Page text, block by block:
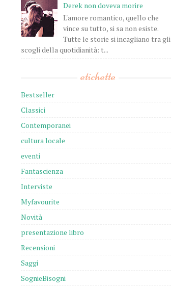
Derek non doveva morire
L'amore romantico, quello che
vince su tutto, si sa non esiste.
Tutte le storie si incagliano tra gli
scogli della quotidianità: t...
etichette
Bestseller
Classici
Contemporanei
cultura locale
eventi
Fantascienza
Interviste
Myfavourite
Novità
presentazione libro
Recensioni
Saggi
SognieBisogni